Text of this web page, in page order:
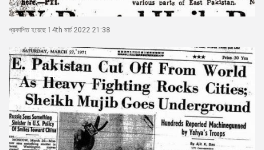
প্রকাশিত হয়েছে 14th মার্চ 2022 21:38
15/43